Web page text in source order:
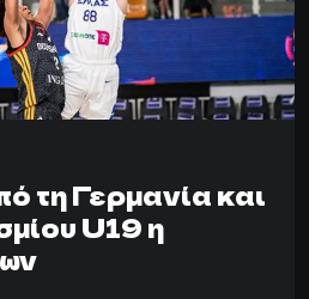
τη Γερμανία και
U19 η